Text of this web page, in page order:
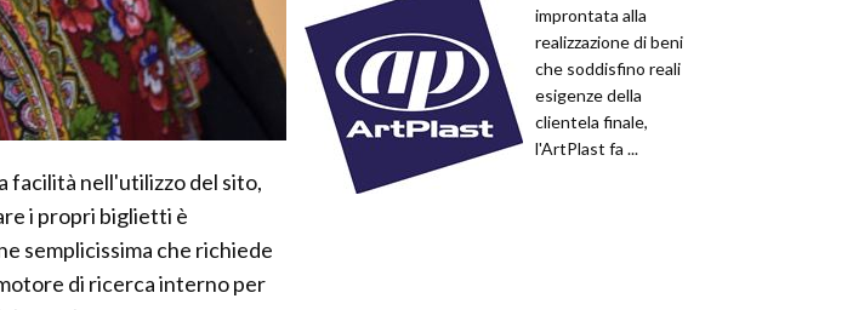
facilità nell'utilizzo del sito,
i propri biglietti è
semplicissima che richiede
di ricerca interno per
improntata alla
realizzazione di beni
che soddisfino reali
esigenze della
clientela finale,
l'ArtPlast fa ...